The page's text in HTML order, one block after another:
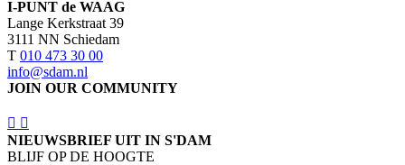
I-PUNT de WAAG
Lange Kerkstraat 39
3111 NN Schiedam
T 010 473 30 00
info@sdam.nl
JOIN OUR COMMUNITY
NIEUWSBRIEF UIT IN S'DAM
BLIJF OP DE HOOGTE